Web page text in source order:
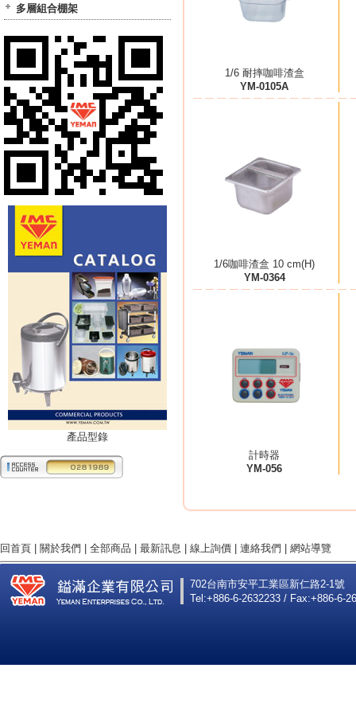
多層組合棚架
產品型錄
1/6 耐摔咖啡渣盒
YM-0105A
1/6咖啡渣盒 10 cm(H)
YM-0364
計時器
YM-056
回首頁 關於我們 全部商品 最新訊息 線上詢價 連絡我們 網站導覽
702台南市安平工業區新仁路2-1號
Tel:+886-6-2632233 / Fax:+886-6-